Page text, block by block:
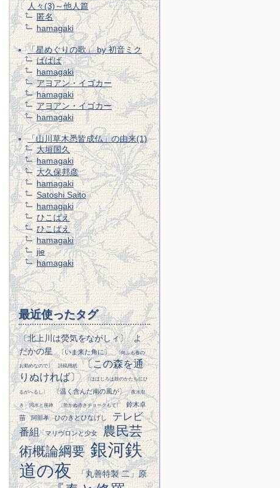
人々(3)～他人篇
匿名
hamagaki
「星めぐりの歌」 by 初音ミク
ばばば
hamagaki
アヨアン・イゴカー
hamagaki
アヨアン・イゴカー
hamagaki
「山川草木悉皆成仏」の由来(1)
大垣国久
hamagaki
大久保邦彦
hamagaki
Satoshi Saito
hamagaki
ひこばえ
ひこばえ
hamagaki
jie
hamagaki
最近使ったタグ
〔北上川は熒気をながしィ〕 よ
だかの星
〔いま来た角に〕 〔向ふも春の
お勤めなので〕 詩稿用紙
〔この森を通
りぬければ〕
〔ほほじろは鼓のかたちにひ
るがへるし〕 〔温く含んだ南の風が〕 夜水引
き 渇水と座禅 〔乾かぬ赤きチョークもて〕
鈴木卓
苗
阿部孝 ひのきとひなげし
テレビ
番組
マリヴロンと少女
農民芸
術概論綱要 銀河鉄
道の夜
「丸善特製 二」原